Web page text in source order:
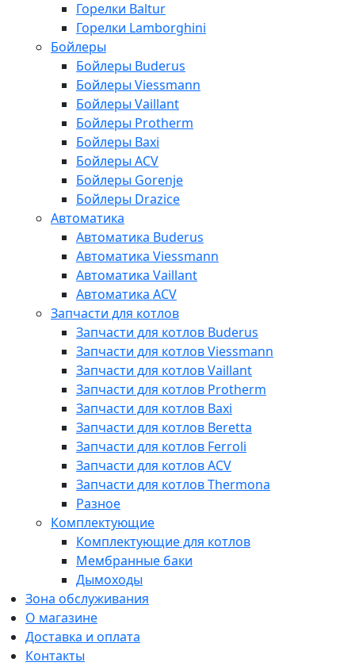
Горелки Baltur
Горелки Lamborghini
Бойлеры
Бойлеры Buderus
Бойлеры Viessmann
Бойлеры Vaillant
Бойлеры Protherm
Бойлеры Baxi
Бойлеры ACV
Бойлеры Gorenje
Бойлеры Drazice
Автоматика
Автоматика Buderus
Автоматика Viessmann
Автоматика Vaillant
Автоматика ACV
Запчасти для котлов
Запчасти для котлов Buderus
Запчасти для котлов Viessmann
Запчасти для котлов Vaillant
Запчасти для котлов Protherm
Запчасти для котлов Baxi
Запчасти для котлов Beretta
Запчасти для котлов Ferroli
Запчасти для котлов ACV
Запчасти для котлов Thermona
Разное
Комплектующие
Комплектующие для котлов
Мембранные баки
Дымоходы
Зона обслуживания
О магазине
Доставка и оплата
Контакты